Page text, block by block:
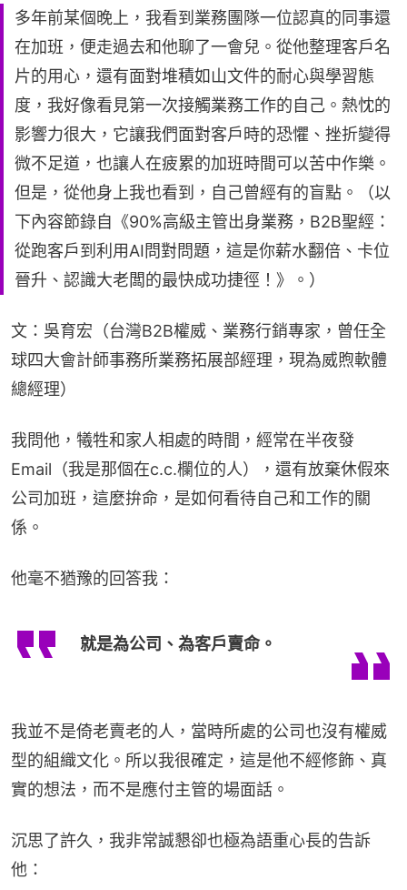
多年前某個晚上，我看到業務團隊一位認真的同事還
在加班，便走過去和他聊了一會兒。從他整理客戶名
片的用心，還有面對堆積如山文件的耐心與學習態
度，我好像看見第一次接觸業務工作的自己。熱忱的
影響力很大，它讓我們面對客戶時的恐懼、挫折變得
微不足道，也讓人在疲累的加班時間可以苦中作樂。
但是，從他身上我也看到，自己曾經有的盲點。（以
下內容節錄自《90%高級主管出身業務，B2B聖經：
從跑客戶到利用AI問對問題，這是你薪水翻倍、卡位
晉升、認識大老闆的最快成功捷徑！》。）
文：吳育宏（台灣B2B權威、業務行銷專家，曾任全
球四大會計師事務所業務拓展部經理，現為威煦軟體
總經理）
我問他，犧牲和家人相處的時間，經常在半夜發
Email（我是那個在c.c.欄位的人），還有放棄休假來
公司加班，這麼拚命，是如何看待自己和工作的關
係。
他毫不猶豫的回答我：
就是為公司、為客戶賣命。
我並不是倚老賣老的人，當時所處的公司也沒有權威
型的組織文化。所以我很確定，這是他不經修飾、真
實的想法，而不是應付主管的場面話。
沉思了許久，我非常誠懇卻也極為語重心長的告訴
他：